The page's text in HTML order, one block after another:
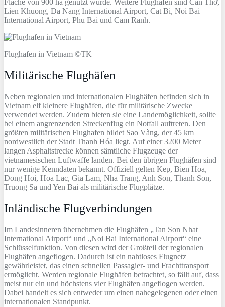
Fläche von 900 ha genutzt wurde. Weitere Flughäfen sind Cần Thơ,
Lien Khuong, Da Nang International Airport, Cat Bi, Noi Bai
International Airport, Phu Bai und Cam Ranh.
Flughafen in Vietnam ©TK
Militärische Flughäfen
Neben regionalen und internationalen Flughäfen befinden sich in
Vietnam elf kleinere Flughäfen, die für militärische Zwecke
verwendet werden. Zudem bieten sie eine Landemöglichkeit, sollte
bei einem angrenzenden Streckenflug ein Notfall auftreten. Den
größten militärischen Flughafen bildet Sao Vàng, der 45 km
nordwestlich der Stadt Thanh Hóa liegt. Auf einer 3200 Meter
langen Asphaltstrecke können sämtliche Flugzeuge der
vietnamesischen Luftwaffe landen. Bei den übrigen Flughäfen sind
nur wenige Kenndaten bekannt. Offiziell gelten Kep, Bien Hoa,
Dong Hoi, Hoa Lac, Gia Lam, Nha Trang, Anh Son, Thanh Son,
Truong Sa und Yen Bai als militärische Flugplätze.
Inländische Flugverbindungen
Im Landesinneren übernehmen die Flughäfen „Tan Son Nhat
International Airport“ und „Noi Bai International Airport“ eine
Schlüsselfunktion. Von diesen wird der Großteil der regionalen
Flughäfen angeflogen. Dadurch ist ein nahtloses Flugnetz
gewährleistet, das einen schnellen Passagier- und Frachttransport
ermöglicht. Werden regionale Flughäfen betrachtet, so fällt auf, dass
meist nur ein und höchstens vier Flughäfen angeflogen werden.
Dabei handelt es sich entweder um einen nahegelegenen oder einen
internationalen Standpunkt.